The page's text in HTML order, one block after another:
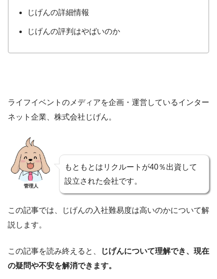
じげんの詳細情報
じげんの評判はやばいのか
ライフイベントのメディアを企画・運営しているインター
ネット企業、株式会社じげん。
管理人
もともとはリクルートが40％出資して
設立された会社です。
この記事では、じげんの入社難易度は高いのかについて解
説します。
この記事を読み終えると、
じげんについて理解でき、現在
の疑問や不安を解消できます。